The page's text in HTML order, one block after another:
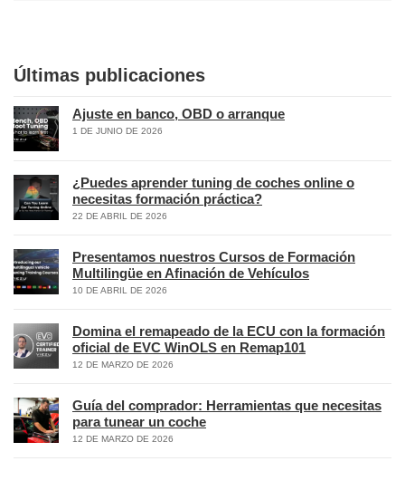
Últimas publicaciones
Ajuste en banco, OBD o arranque
1 DE JUNIO DE 2026
¿Puedes aprender tuning de coches online o
necesitas formación práctica?
22 DE ABRIL DE 2026
Presentamos nuestros Cursos de Formación
Multilingüe en Afinación de Vehículos
10 DE ABRIL DE 2026
Domina el remapeado de la ECU con la formación
oficial de EVC WinOLS en Remap101
12 DE MARZO DE 2026
Guía del comprador: Herramientas que necesitas
para tunear un coche
12 DE MARZO DE 2026